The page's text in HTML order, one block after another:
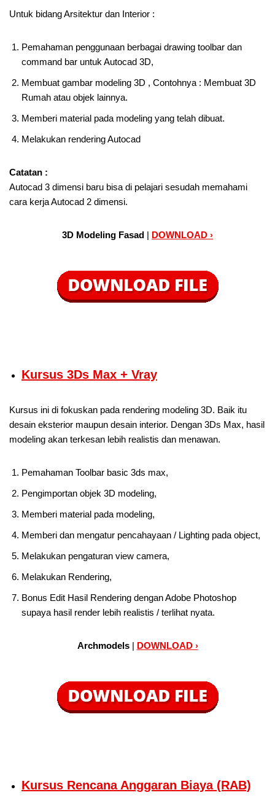
Untuk bidang Arsitektur dan Interior :
Pemahaman penggunaan berbagai drawing toolbar dan
command bar untuk Autocad 3D,
Membuat gambar modeling 3D , Contohnya : Membuat 3D
Rumah atau objek lainnya.
Memberi material pada modeling yang telah dibuat.
Melakukan rendering Autocad
Catatan :
Autocad 3 dimensi baru bisa di pelajari sesudah memahami
cara kerja Autocad 2 dimensi.
3D Modeling Fasad | DOWNLOAD ›
Kursus 3Ds Max + Vray
Kursus ini di fokuskan pada rendering modeling 3D. Baik itu
desain eksterior maupun desain interior. Dengan 3Ds Max, hasil
modeling akan terkesan lebih realistis dan menawan.
Pemahaman Toolbar basic 3ds max,
Pengimportan objek 3D modeling,
Memberi material pada modeling,
Memberi dan mengatur pencahayaan / Lighting pada object,
Melakukan pengaturan view camera,
Melakukan Rendering,
Bonus Edit Hasil Rendering dengan Adobe Photoshop
supaya hasil render lebih realistis / terlihat nyata.
Archmodels | DOWNLOAD ›
Kursus Rencana Anggaran Biaya (RAB)